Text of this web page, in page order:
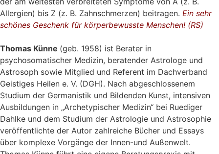
Allergien) bis Z (z. B. Zahnschmerzen) beitragen. Ein sehr
schönes Geschenk für körperbewusste Menschen! (RS)
Thomas Künne (geb. 1958) ist Berater in
psychosomatischer Medizin, beratender Astrologe und
Astrosoph sowie Mitglied und Referent im Dachverband
Geistiges Heilen e. V. (DGH). Nach abgeschlossenem
Studium der Germanistik und Bildenden Kunst, intensiven
Ausbildungen in „Archetypischer Medizin“ bei Ruediger
Dahlke und dem Studium der Astrologie und Astrosophie
veröffentlichte der Autor zahlreiche Bücher und Essays
über komplexe Vorgänge der Innen-und Außenwelt.